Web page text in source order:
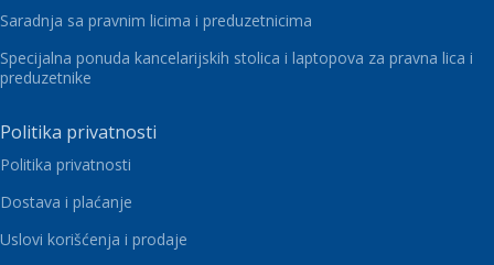
Saradnja sa pravnim licima i preduzetnicima
Specijalna ponuda kancelarijskih stolica i laptopova za pravna lica i
preduzetnike
Politika privatnosti
Politika privatnosti
Dostava i plaćanje
Uslovi korišćenja i prodaje